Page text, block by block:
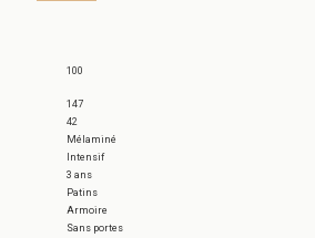
100
147
42
Mélaminé
Intensif
3 ans
Patins
Armoire
Sans portes